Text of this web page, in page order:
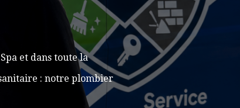
et dans toute la
: notre plombier